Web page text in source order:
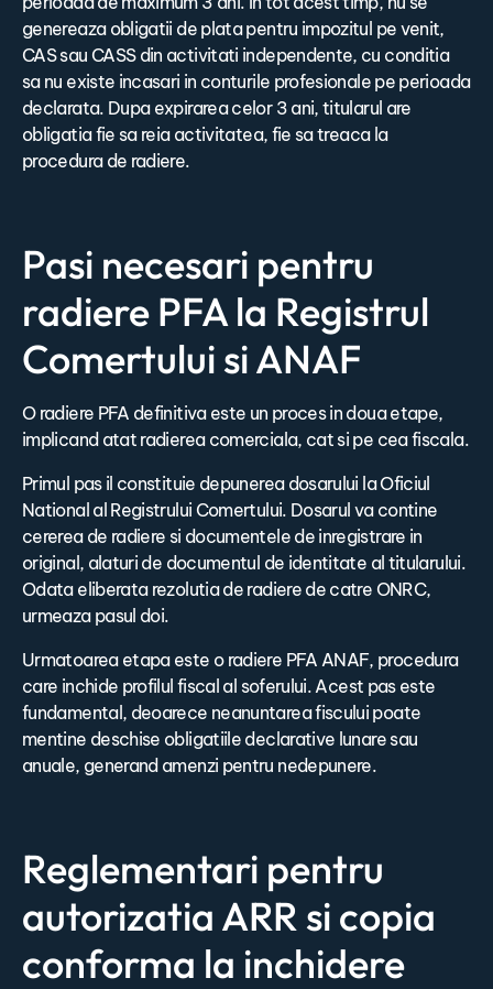
genereaza obligatii de plata pentru impozitul pe venit,
CAS sau CASS din activitati independente, cu conditia
sa nu existe incasari in conturile profesionale pe perioada
declarata. Dupa expirarea celor 3 ani, titularul are
obligatia fie sa reia activitatea, fie sa treaca la
procedura de radiere.
Pasi necesari pentru
radiere PFA la Registrul
Comertului si ANAF
O radiere PFA definitiva este un proces in doua etape,
implicand atat radierea comerciala, cat si pe cea fiscala.
Primul pas il constituie depunerea dosarului la Oficiul
National al Registrului Comertului. Dosarul va contine
cererea de radiere si documentele de inregistrare in
original, alaturi de documentul de identitate al titularului.
Odata eliberata rezolutia de radiere de catre ONRC,
urmeaza pasul doi.
Urmatoarea etapa este o radiere PFA ANAF, procedura
care inchide profilul fiscal al soferului. Acest pas este
fundamental, deoarece neanuntarea fiscului poate
mentine deschise obligatiile declarative lunare sau
anuale, generand amenzi pentru nedepunere.
Reglementari pentru
autorizatia ARR si copia
conforma la inchidere